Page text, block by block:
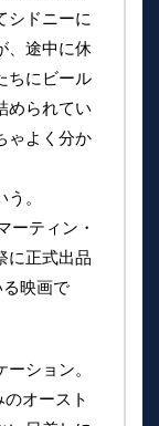
シドニーに
、途中に休
ちにビール
められてい
ゃよく分か
。
ーティン・
に正式出品
る映画で
ション。
のオースト